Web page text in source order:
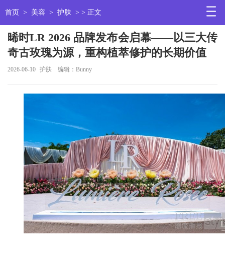
首页 > 美容 > 护肤 > > 正文
晞时LR 2026 品牌发布会启幕——以三大传
奇古玫瑰为源，重构植萃修护的长期价值
2026-06-10 护肤 编辑：Bunny